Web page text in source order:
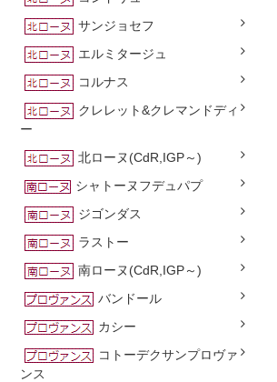
サンジョセフ
エルミタージュ
コルナス
クレレット&クレマンドディ
ー
北ローヌ(CdR,IGP～)
シャトーヌフデュパプ
ジゴンダス
ラストー
南ローヌ(CdR,IGP～)
バンドール
カシー
コトーデクサンプロヴァ
ンス